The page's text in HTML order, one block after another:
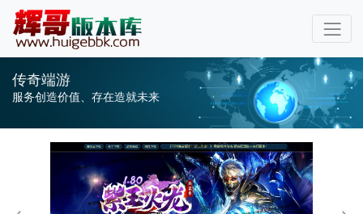
传奇端游
服务创造价值、存在造就未来